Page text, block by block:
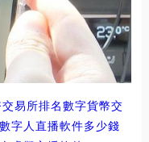
易所排名數字貨幣交
字人直播軟件多少錢